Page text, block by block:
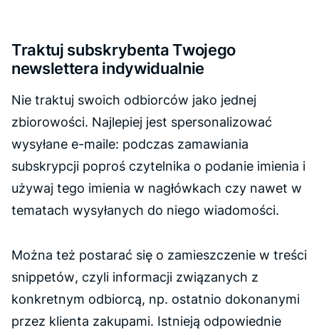
Traktuj subskrybenta Twojego
newslettera indywidualnie
Nie traktuj swoich odbiorców jako jednej
zbiorowości. Najlepiej jest spersonalizować
wysyłane e-maile: podczas zamawiania
subskrypcji poproś czytelnika o podanie imienia i
używaj tego imienia w nagłówkach czy nawet w
tematach wysyłanych do niego wiadomości.
Można też postarać się o zamieszczenie w treści
snippetów, czyli informacji związanych z
konkretnym odbiorcą, np. ostatnio dokonanymi
przez klienta zakupami. Istnieją odpowiednie